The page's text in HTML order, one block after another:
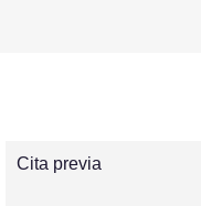
Cita previa